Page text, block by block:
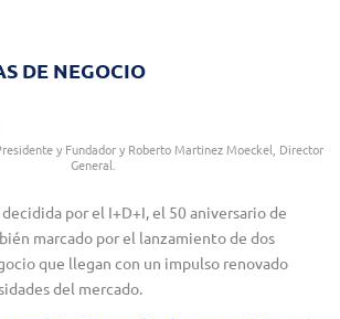
DE NEGOCIO
y Fundador y Roberto Martinez Moeckel, Director
General.
por el I+D+I, el 50 aniversario de
marcado por el lanzamiento de dos
que llegan con un impulso renovado
del mercado.